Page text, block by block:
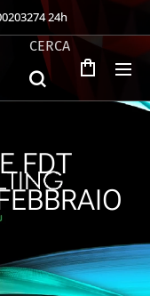
24h
CERCA
FDT